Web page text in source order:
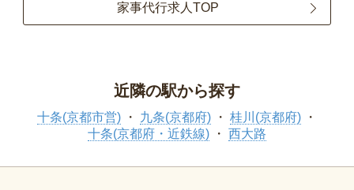
家事代行求人TOP
近隣の駅から探す
十条(京都市営) 九条(京都府)
桂川(京都府)
十条(京都府・近鉄線)
西大路